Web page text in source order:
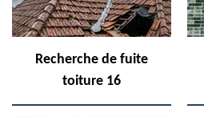
Recherche de fuite
toiture 16